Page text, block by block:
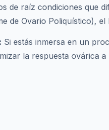
de raíz condiciones que
de Ovario Poliquístico),
Si estás inmersa en un
la respuesta ovárica